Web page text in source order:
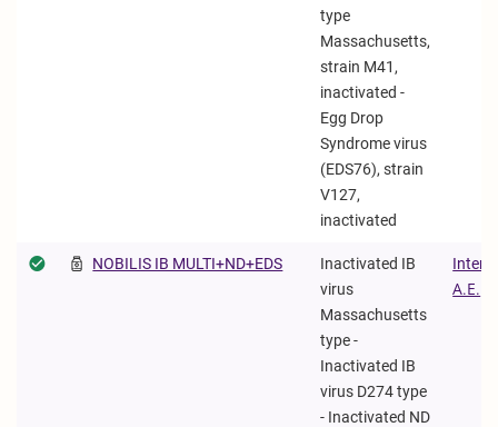
type
Massachusetts,
strain M41,
inactivated -
Egg Drop
Syndrome virus
(EDS76), strain
V127,
inactivated
NOBILIS IB MULTI+ND+EDS
Inactivated IB
virus
Massachusetts
type -
Inactivated IB
virus D274 type
- Inactivated ND
Α.Ε.